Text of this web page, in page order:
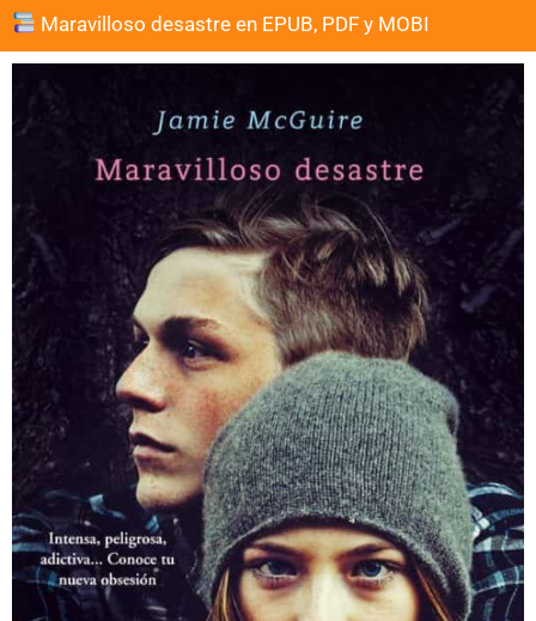
Maravilloso desastre en EPUB, PDF y MOBI